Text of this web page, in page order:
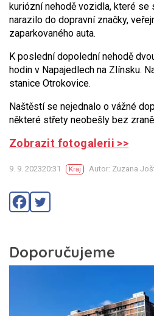
kuriózní nehodě vozidla, které
narazilo do dopravní značky,
zaparkovaného auta.
K poslední dopolední nehodě
hodin v Napajedlech na Zlínsku.
stanice Otrokovice.
Naštěstí se nejednalo o vážné
některé střety neobešly bez
Zobrazit fotogalerii >>
9. 9. 202320:31 Kraj Autor: Zuzana